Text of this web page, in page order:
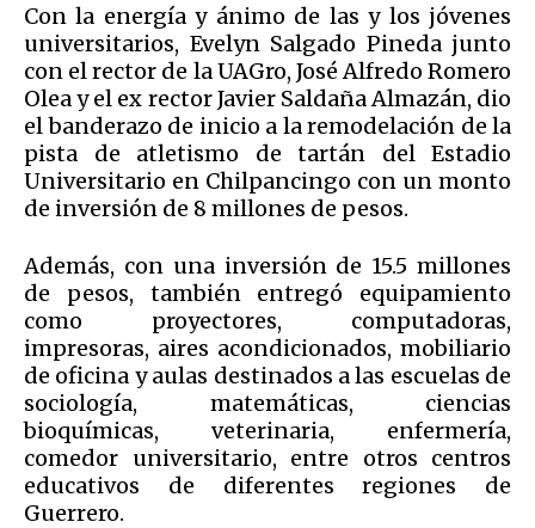
Con la energía y ánimo de las y los jóvenes
universitarios, Evelyn Salgado Pineda junto
con el rector de la UAGro, José Alfredo Romero
Olea y el ex rector Javier Saldaña Almazán, dio
el banderazo de inicio a la remodelación de la
pista de atletismo de tartán del Estadio
Universitario en Chilpancingo con un monto
de inversión de 8 millones de pesos.
Además, con una inversión de 15.5 millones
de pesos, también entregó equipamiento
como proyectores, computadoras,
impresoras, aires acondicionados, mobiliario
de oficina y aulas destinados a las escuelas de
sociología, matemáticas, ciencias
bioquímicas, veterinaria, enfermería,
comedor universitario, entre otros centros
educativos de diferentes regiones de
Guerrero.